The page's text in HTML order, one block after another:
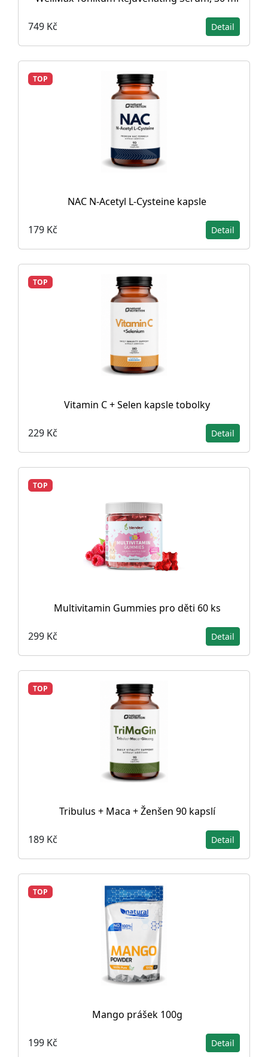
749 Kč Detail
TOP
NAC N-Acetyl L-Cysteine ​​kapsle
179 Kč Detail
TOP
Vitamin C + Selen kapsle tobolky
229 Kč Detail
TOP
Multivitamin Gummies pro děti 60 ks
299 Kč Detail
TOP
Tribulus + Maca + Ženšen 90 kapslí
189 Kč Detail
TOP
Mango prášek 100g
199 Kč Detail